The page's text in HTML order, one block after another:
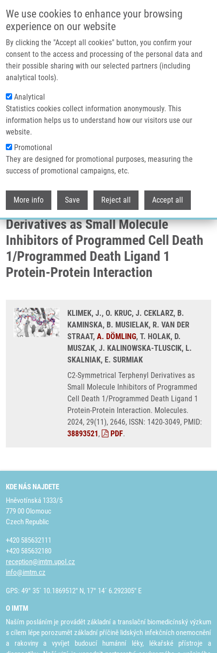
We use cookies to enhance your browsing
experience on our website
By clicking the "Accept all cookies" button, you confirm your
consent to the access and processing of the personal data and
their possible sharing with our selected partners (including
analytical tools).
Analytical
Statistics cookies collect information anonymously. This
information helps us to understand how our visitors use our
website.
Promotional
They are designed for promotional purposes, measuring the
success of promotional campaigns, etc.
More info Save Reject all Accept all
Header image
Drobečková navigace
Domů
C2-Symmetrical Terphenyl Derivatives As Small Molecule Inhibitors Of
Programmed Cell Death 1/Programmed Death Ligand 1 Protein-Protein
C2-Symmetrical Terphenyl
Derivatives as Small Molecule
Inhibitors of Programmed Cell Death
1/Programmed Death Ligand 1
Protein-Protein Interaction
KLIMEK, J., O. KRUC, J. CEKLARZ, B.
KAMINSKA, B. MUSIELAK, R. VAN DER
STRAAT, A. DÖMLING, T. HOLAK, D.
MUSZAK, J. KALINOWSKA-TLUSCIK, L.
SKALNIAK, E. SURMIAK
C2-Symmetrical Terphenyl Derivatives as
Small Molecule Inhibitors of Programmed
Cell Death 1/Programmed Death Ligand 1
Protein-Protein Interaction. Molecules.
2024, 29(11), 2646, ISSN: 1420-3049, PMID:
38893521, PDF.
KDE NÁS NAJDETE
Hněvotínská 1333/5
779 00 Olomouc
Czech Republic
+420 585632111
+420 585632180
reception@imtm.upol.cz
info@imtm.cz
GPS: 49° 35´ 10.1869512" N, 17° 14´ 6.292305" E
O IMTM
Naším posláním je provádět základní a translační biomedicínský výzkum
s cílem lépe porozumět základní příčině lidských infekčních onemocnění
a rakoviny a vyvíjet budoucí humánní léky, lékařské přístroje a